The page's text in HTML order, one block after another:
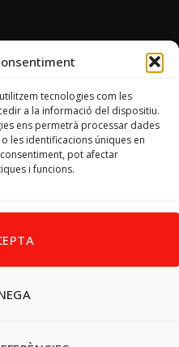
tecnologies com les
a la informació del dispositiu.
ens permetrà processar dades
les identificacions úniques en
pot afectar
i funcions.
Instagram